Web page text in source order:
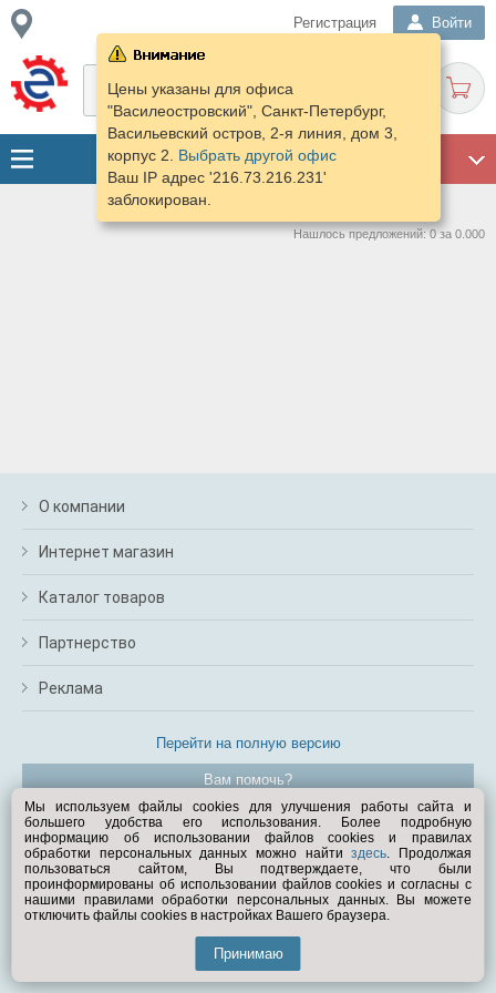
Регистрация Войти
Цены указаны для офиса
"Василеостровский", Санкт-Петербург,
Васильевский остров, 2-я линия, дом 3,
корпус 2. Выбрать другой офис
Ваш IP адрес '216.73.216.231'
заблокирован.
Нашлось предложений: 0 за 0.000
О компании
Интернет магазин
Каталог товаров
Партнерство
Реклама
Перейти на полную версию
Вам помочь?
© Exist.ru 1998—2026
Мы используем файлы cookies для улучшения работы сайта и
большего удобства его использования. Более подробную
информацию об использовании файлов cookies и правилах
обработки персональных данных можно найтиздесь. Продолжая
пользоваться сайтом, Вы подтверждаете, что были
проинформированы об использовании файлов cookies и согласны с
нашими правилами обработки персональных данных. Вы можете
отключить файлы cookies в настройках Вашего браузера.
Принимаю